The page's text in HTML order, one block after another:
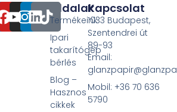
Oldalak
Termékeink
Ipari
takarítógép
bérlés
Blog –
Hasznos
cikkek
Kapcsolat
1033 Budapest,
Szentendrei út
89-93
Email:
Mobil: +36 70 636
5790